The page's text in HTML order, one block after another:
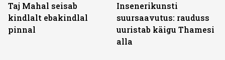
Taj Mahal seisab
kindlalt ebakindlal
pinnal
Insenerikunsti
suursaavutus: rauduss
uuristab käigu Thamesi
alla